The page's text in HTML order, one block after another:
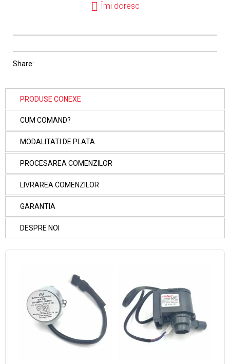
Îmi doresc
Share:
PRODUSE CONEXE
CUM COMAND?
MODALITATI DE PLATA
PROCESAREA COMENZILOR
LIVRAREA COMENZILOR
GARANTIA
DESPRE NOI